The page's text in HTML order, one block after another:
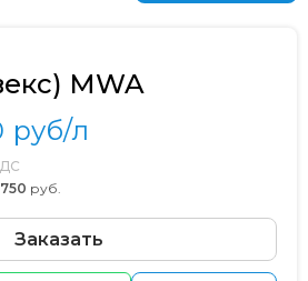
MWA
руб/л
руб.
Заказать